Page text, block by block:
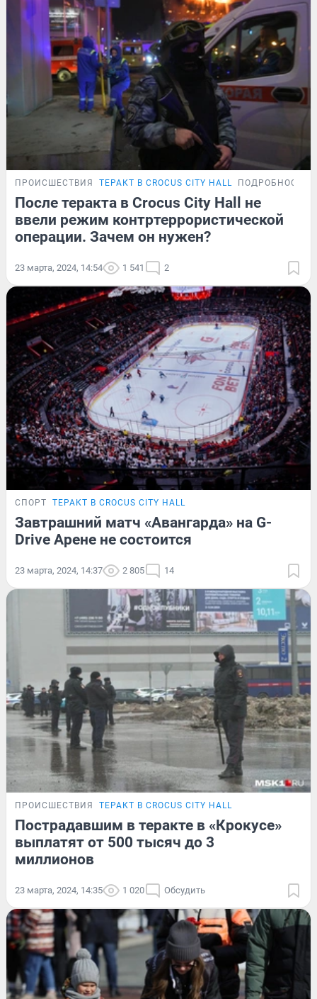
ПРОИСШЕСТВИЯ ТЕРАКТ В CROCUS CITY HALL ПОДРОБНОСТИ
После теракта в Crocus City Hall не
ввели режим контртеррористической
операции. Зачем он нужен?
23 марта, 2024, 14:54 1 541 2
СПОРТ ТЕРАКТ В CROCUS CITY HALL
Завтрашний матч «Авангарда» на G-
Drive Арене не состоится
23 марта, 2024, 14:37 2 805 14
ПРОИСШЕСТВИЯ ТЕРАКТ В CROCUS CITY HALL
Пострадавшим в теракте в «Крокусе»
выплатят от 500 тысяч до 3
миллионов
23 марта, 2024, 14:35 1 020 Обсудить